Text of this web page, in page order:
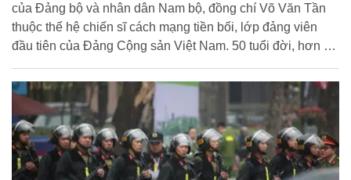
của Đảng bộ và nhân dân Nam bộ, đồng chí Võ Văn Tần
thuộc thế hệ chiến sĩ cách mạng tiền bối, lớp đảng viên
đầu tiên của Đảng Cộng sản Việt Nam. 50 tuổi đời, hơn 15
hiến dâng trọn đời mình cho sự nghiệp cách mạng vẻ vang
của Đảng và của dân tộc.